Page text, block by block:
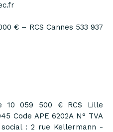
€ – RCS Cannes 533 937
10 059 500 € RCS Lille
Code APE 6202A N° TVA
social : 2 rue Kellermann -